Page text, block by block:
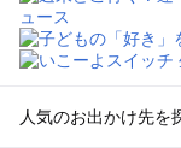
人気のお出かけ先を